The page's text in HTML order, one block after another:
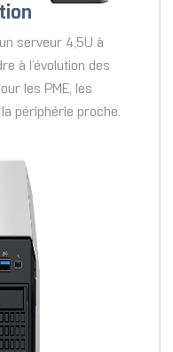
serveur 4,5U à
à l’évolution des
les PME, les
périphérie proche.